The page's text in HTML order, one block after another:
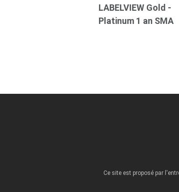
LABELVIEW Gold -
Platinum 1 an SMA
Ce site est proposé par